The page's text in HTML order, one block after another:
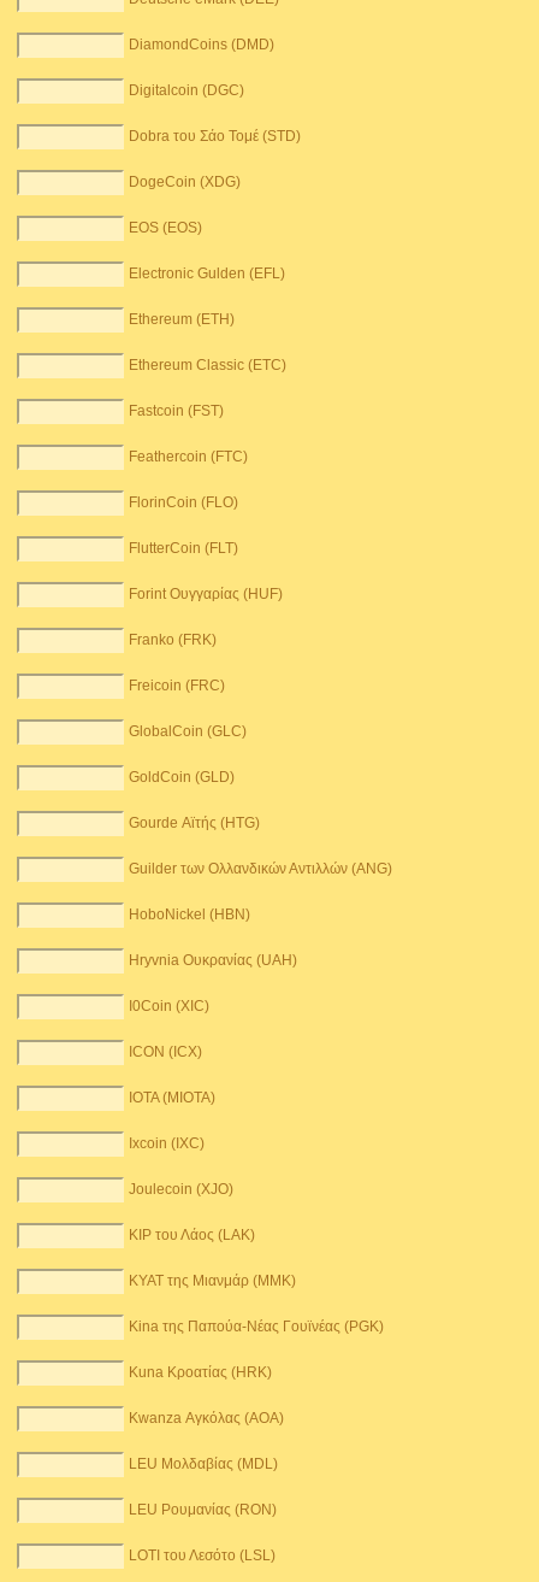
DiamondCoins (DMD)
Digitalcoin (DGC)
Dobra του Σάο Τομέ (STD)
DogeCoin (XDG)
EOS (EOS)
Electronic Gulden (EFL)
Ethereum (ETH)
Ethereum Classic (ETC)
Fastcoin (FST)
Feathercoin (FTC)
FlorinCoin (FLO)
FlutterCoin (FLT)
Forint Ουγγαρίας (HUF)
Franko (FRK)
Freicoin (FRC)
GlobalCoin (GLC)
GoldCoin (GLD)
Gourde Αϊτής (HTG)
Guilder των Ολλανδικών Αντιλλών (ANG)
HoboNickel (HBN)
Hryvnia Ουκρανίας (UAH)
I0Coin (XIC)
ICON (ICX)
IOTA (MIOTA)
Ixcoin (IXC)
Joulecoin (XJO)
KIP του Λάος (LAK)
KYAT της Μιανμάρ (MMK)
Kina της Παπούα-Νέας Γουϊνέας (PGK)
Kuna Κροατίας (HRK)
Kwanza Αγκόλας (AOA)
LEU Μολδαβίας (MDL)
LEU Ρουμανίας (RON)
LOTI του Λεσότο (LSL)